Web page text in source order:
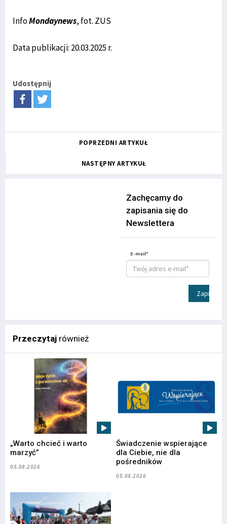
InfoMondaynews, fot. ZUS
Data publikacji: 20.03.2025 r.
Udostępnij
POPRZEDNI ARTYKUŁ
NASTĘPNY ARTYKUŁ
Zachęcamy do
zapisania się do
Newslettera
E-mail*
Zapisz
Przeczytaj również
„Warto chcieć i warto
marzyć”
05.08.2026
Świadczenie wspierające
dla Ciebie, nie dla
pośredników
05.08.2026